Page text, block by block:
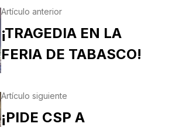
Artículo anterior
¡TRAGEDIA EN LA
FERIA DE TABASCO!
Artículo siguiente
¡PIDE CSP A